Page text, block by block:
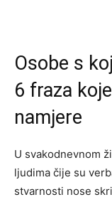
Osobe s
6 fraza
namjere
U svakodnevnom
ljudima čije su
stvarnosti nose